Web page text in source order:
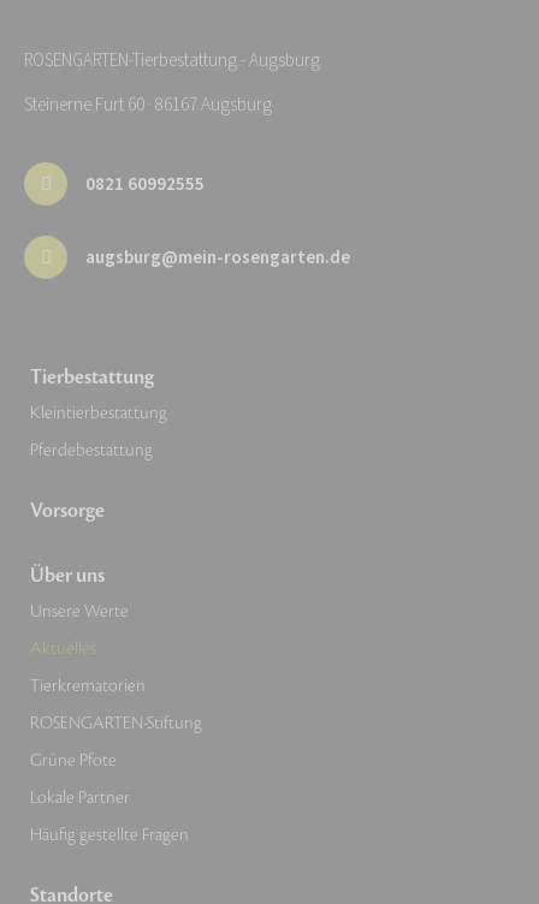
ROSENGARTEN-Tierbestattung - Augsburg
Steinerne Furt 60 · 86167 Augsburg
0821 60992555
augsburg@mein-rosengarten.de
Tierbestattung
Kleintierbestattung
Pferdebestattung
Vorsorge
Über uns
Unsere Werte
Aktuelles
Tierkrematorien
ROSENGARTEN-Stiftung
Grüne Pfote
Lokale Partner
Häufig gestellte Fragen
Standorte